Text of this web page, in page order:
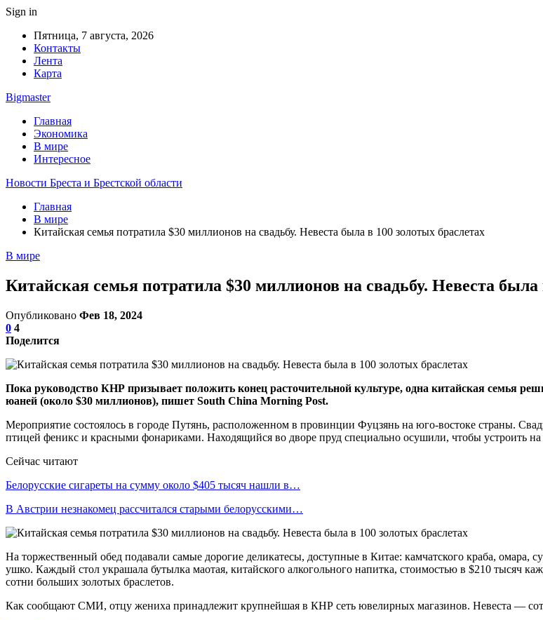
Sign in
Пятница, 7 августа, 2026
Контакты
Лента
Карта
Bigmaster
Главная
Экономика
В мире
Интересное
Новости Бреста и Брестской области
Главная
В мире
Китайская семья потратила $30 миллионов на свадьбу. Невеста была в 100 золотых браслетах
В мире
Китайская семья потратила $30 миллионов на свадьбу. Невеста была
Опубликовано Фев 18, 2024
0 4
Поделится
Пока руководство КНР призывает положить конец расточительной культуре, одна китайская семья
юаней (около $30 миллионов), пишет South China Morning Post.
Мероприятие состоялось в городе Путянь, расположенном в провинции Фуцзянь на юго-востоке страны.
птицей феникс и красными фонариками. Находящийся во дворе пруд специально осушили, чтобы устроить на
Сейчас читают
Белорусские сигареты на сумму около $405 тысяч нашли в…
В Австрии незнакомец рассчитался старыми белорусскими…
На торжественный обед подавали самые дорогие деликатесы, доступные в Китае: камчатского краба, омара,
ушко. Каждый стол украшала бутылка маотая, китайского алкогольного напитка, стоимостью в $210 тысяч
сотни больших золотых браслетов.
Как сообщают СМИ, отцу жениха принадлежит крупнейшая в КНР сеть ювелирных магазинов. Невеста —